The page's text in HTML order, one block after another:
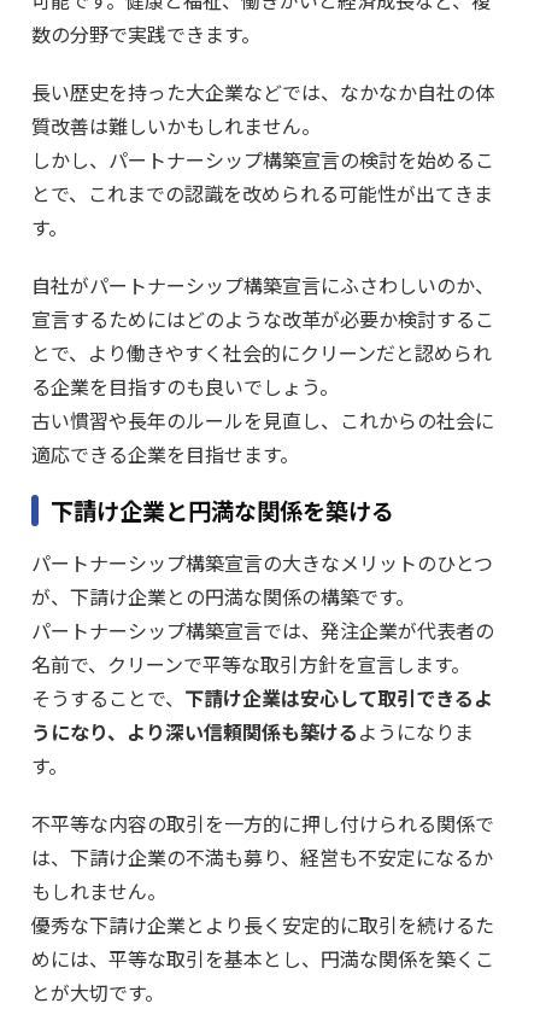
数の分野で実践できます。
長い歴史を持った大企業などでは、なかなか自社の体
質改善は難しいかもしれません。
しかし、パートナーシップ構築宣言の検討を始めるこ
とで、これまでの認識を改められる可能性が出てきま
す。
自社がパートナーシップ構築宣言にふさわしいのか、
宣言するためにはどのような改革が必要か検討するこ
とで、より働きやすく社会的にクリーンだと認められ
る企業を目指すのも良いでしょう。
古い慣習や長年のルールを見直し、これからの社会に
適応できる企業を目指せます。
下請け企業と円満な関係を築ける
パートナーシップ構築宣言の大きなメリットのひとつ
が、下請け企業との円満な関係の構築です。
パートナーシップ構築宣言では、発注企業が代表者の
名前で、クリーンで平等な取引方針を宣言します。
そうすることで、 下請け企業は安心して取引できるよ
うになり、より深い信頼関係も築けるようになりま
す。
不平等な内容の取引を一方的に押し付けられる関係で
は、下請け企業の不満も募り、経営も不安定になるか
もしれません。
優秀な下請け企業とより長く安定的に取引を続けるた
めには、平等な取引を基本とし、円満な関係を築くこ
とが大切です。